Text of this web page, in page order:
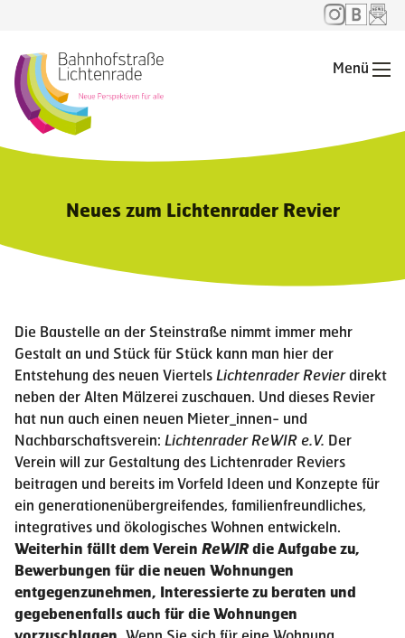
Menü
Neues zum Lichtenrader Revier
Die Baustelle an der Steinstraße nimmt immer mehr
Gestalt an und Stück für Stück kann man hier der
Entstehung des neuen Viertels Lichtenrader Revierdirekt
neben der Alten Mälzerei zuschauen. Und dieses Revier
hat nun auch einen neuen Mieter_innen- und
Nachbarschaftsverein: Lichtenrader ReWIR e.V. Der
Verein will zur Gestaltung des Lichtenrader Reviers
beitragen und bereits im Vorfeld Ideen und Konzepte für
ein generationenübergreifendes, familienfreundliches,
integratives und ökologisches Wohnen entwickeln.
Weiterhin fällt dem Verein ReWIRdie Aufgabe zu,
Bewerbungen für die neuen Wohnungen
entgegenzunehmen, Interessierte zu beraten und
gegebenenfalls auch für die Wohnungen